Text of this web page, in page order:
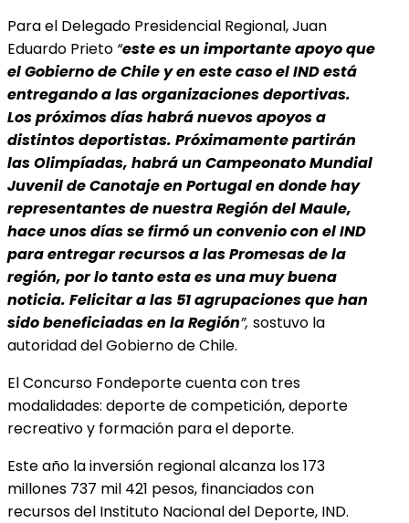
Para el Delegado Presidencial Regional, Juan
Eduardo Prieto “este es un importante apoyo que
el Gobierno de Chile y en este caso el IND está
entregando a las organizaciones deportivas.
Los próximos días habrá nuevos apoyos a
distintos deportistas. Próximamente partirán
las Olimpíadas, habrá un Campeonato Mundial
Juvenil de Canotaje en Portugal en donde hay
representantes de nuestra Región del Maule,
hace unos días se firmó un convenio con elIND
para entregar recursos a las Promesas de la
región, por lo tanto esta es una muy buena
noticia. Felicitar a las 51 agrupaciones que han
sido beneficiadas en la Región”, sostuvo la
autoridad del Gobierno de Chile.
El Concurso Fondeporte cuenta con tres
modalidades: deporte de competición, deporte
recreativo y formación para el deporte.
Este año la inversión regional alcanza los 173
millones 737 mil 421 pesos, financiados con
recursos del Instituto Nacional del Deporte, IND.